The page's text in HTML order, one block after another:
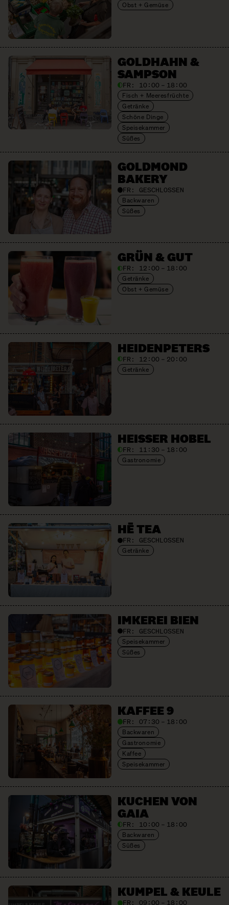
Obst + Gemüse
GOLDHAHN &
SAMPSON
FR: 10:00 – 18:00
Fisch + Meeresfrüchte
Getränke
Schöne Dinge
Speisekammer
Süßes
GOLDMOND
BAKERY
FR: GESCHLOSSEN
Backwaren
Süßes
GRÜN & GUT
FR: 12:00 – 18:00
Getränke
Obst + Gemüse
HEIDEN­PETERS
FR: 12:00 – 20:00
Getränke
HEISSER HOBEL
FR: 11:30 – 18:00
Gastronomie
HĒ TEA
FR: GESCHLOSSEN
Getränke
IMKEREI BIEN
FR: GESCHLOSSEN
Speisekammer
Süßes
KAFFEE 9
FR:07:30 – 18:00
Backwaren
Gastronomie
Kaffee
Speisekammer
KUCHEN VON
GAIA
FR: 10:00 – 18:00
Backwaren
Süßes
KUMPEL & KEULE
FR:09:00 – 18:00